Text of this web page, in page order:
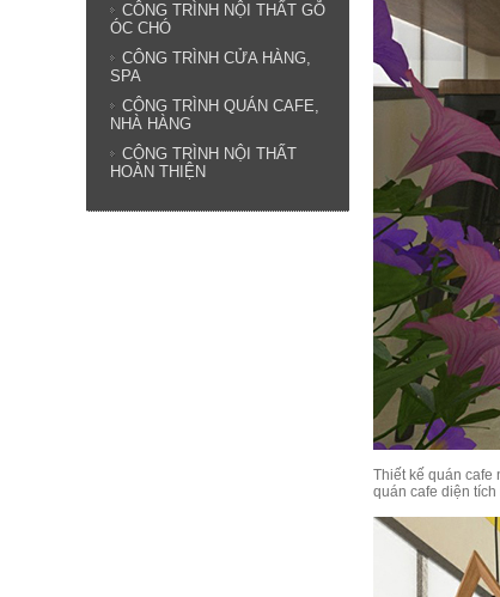
Thiết kế quán cafe
quán cafe diện
CÔNG TRÌNH NỘI THẤT GỖ
ÓC CHÓ
CÔNG TRÌNH CỬA HÀNG,
SPA
CÔNG TRÌNH QUÁN CAFE,
NHÀ HÀNG
CÔNG TRÌNH NỘI THẤT
HOÀN THIỆN